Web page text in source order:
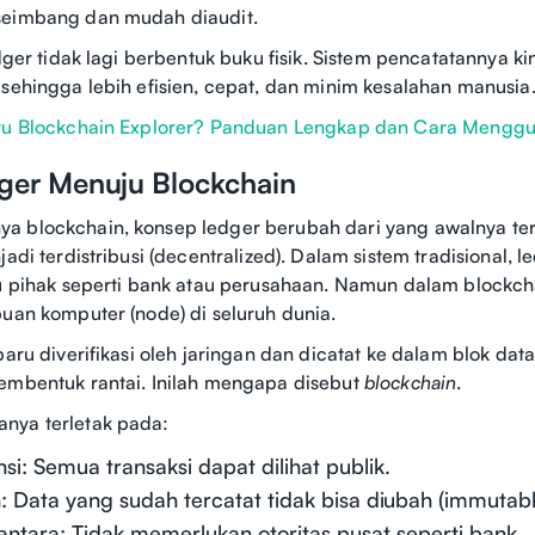
dan mudah diaudit.
tidak lagi berbentuk buku fisik. Sistem pencatatannya
lebih efisien, cepat, dan minim kesalahan manusia.
Blockchain Explorer? Panduan Lengkap dan Cara
Menuju Blockchain
blockchain, konsep ledger berubah dari yang awalnya
terdistribusi (decentralized). Dalam sistem tradisional,
pihak seperti bank atau perusahaan. Namun dalam
komputer (node) di seluruh dunia.
diverifikasi oleh jaringan dan dicatat ke dalam blok
rantai. Inilah mengapa disebut blockchain.
terletak pada:
Semua transaksi dapat dilihat publik.
Data yang sudah tercatat tidak bisa diubah